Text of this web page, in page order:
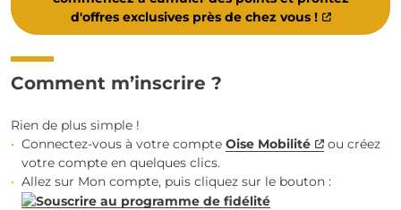
d'offres exclusives près de chez vous !
Comment m’inscrire ?
Rien de plus simple !
Connectez-vous à votre compte Oise Mobilité
ou créez
votre compte en quelques clics.
Allez sur Mon compte, puis cliquez sur le bouton :